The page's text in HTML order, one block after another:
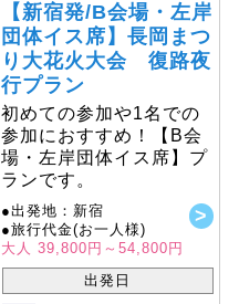
【新宿発/B会場・左岸
団体イス席】長岡まつ
り大花火大会 復路夜
行プラン
初めての参加や1名での
参加におすすめ！【B会
場・左岸団体イス席】プ
ランです。
●出発地：新宿
●旅行代金(お一人様)
大人 39,800円～54,800円
出発日